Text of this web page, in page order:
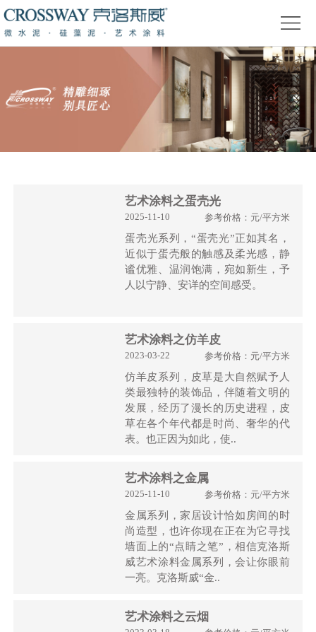
首
页
关
我
品
精
艺术涂料之蛋壳光
2025-11-10 参考价格：元/平方米
蛋壳光系列，“蛋壳光”正如其名，
近似于蛋壳般的触感及柔光感，静
谧优雅、温润饱满，宛如新生，予
人以宁静、安详的空间感受。
艺术涂料之仿羊皮
2023-03-22 参考价格：元/平方米
仿羊皮系列，皮草是大自然赋予人
类最独特的装饰品，伴随着文明的
发展，经历了漫长的历史进程，皮
草在各个年代都是时尚、奢华的代
表。也正因为如此，使..
艺术涂料之金属
2025-11-10 参考价格：元/平方米
金属系列，家居设计恰如房间的时
尚造型，也许你现在正在为它寻找
墙面上的“点睛之笔”，相信克洛斯
威艺术涂料金属系列，会让你眼前
一亮。克洛斯威“金..
艺术涂料之云烟